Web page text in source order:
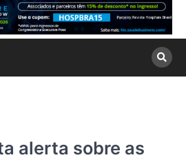
alerta sobre as